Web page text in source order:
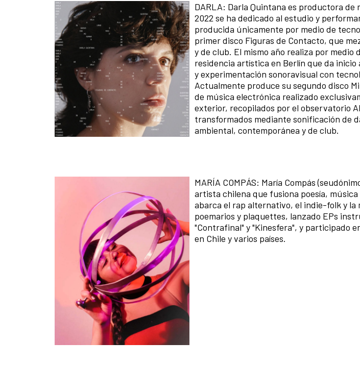
DARLA: Darla Quintana es productora de
2022 se ha dedicado al estudio y
producida únicamente por medio de
primer disco Figuras de Contacto, que
y de club. El mismo año realiza por
residencia artística en Berlín que da
y experimentación sonoravisual con
Actualmente produce su segundo disco
de música electrónica realizado
exterior, recopilados por el observatorio
transformados mediante sonificación de
ambiental, contemporánea y de club.
MARÍA COMPÁS: María Compás
artista chilena que fusiona poesía,
abarca el rap alternativo, el indie-folk y
poemarios y plaquettes, lanzado EPs
"Contrafinal" y "Kinesfera", y participado
en Chile y varios países.